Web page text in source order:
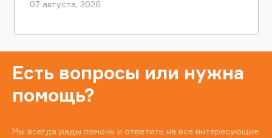
07 августа, 2026
Есть вопросы или нужна
помощь?
Мы всегда рады помочь и ответить на все интересующие